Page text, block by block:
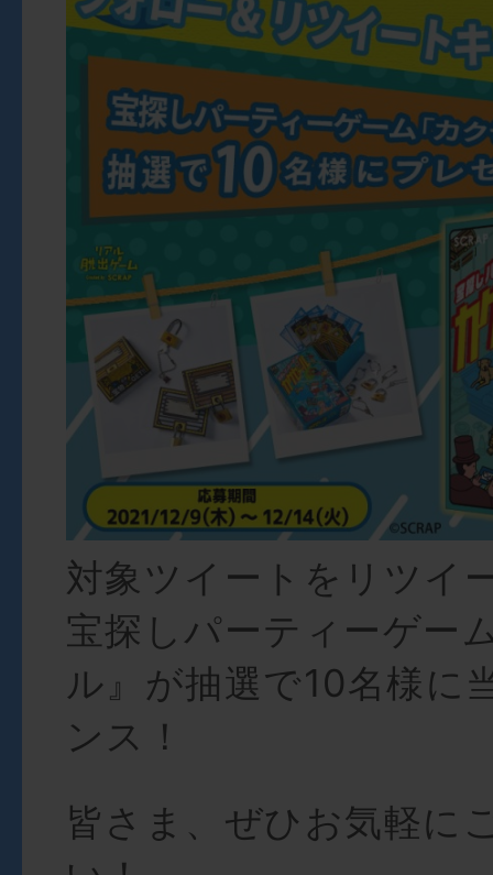
対象ツイートをリツイ
宝探しパーティーゲー
ル』が抽選で10名様に
ンス！
皆さま、ぜひお気軽に